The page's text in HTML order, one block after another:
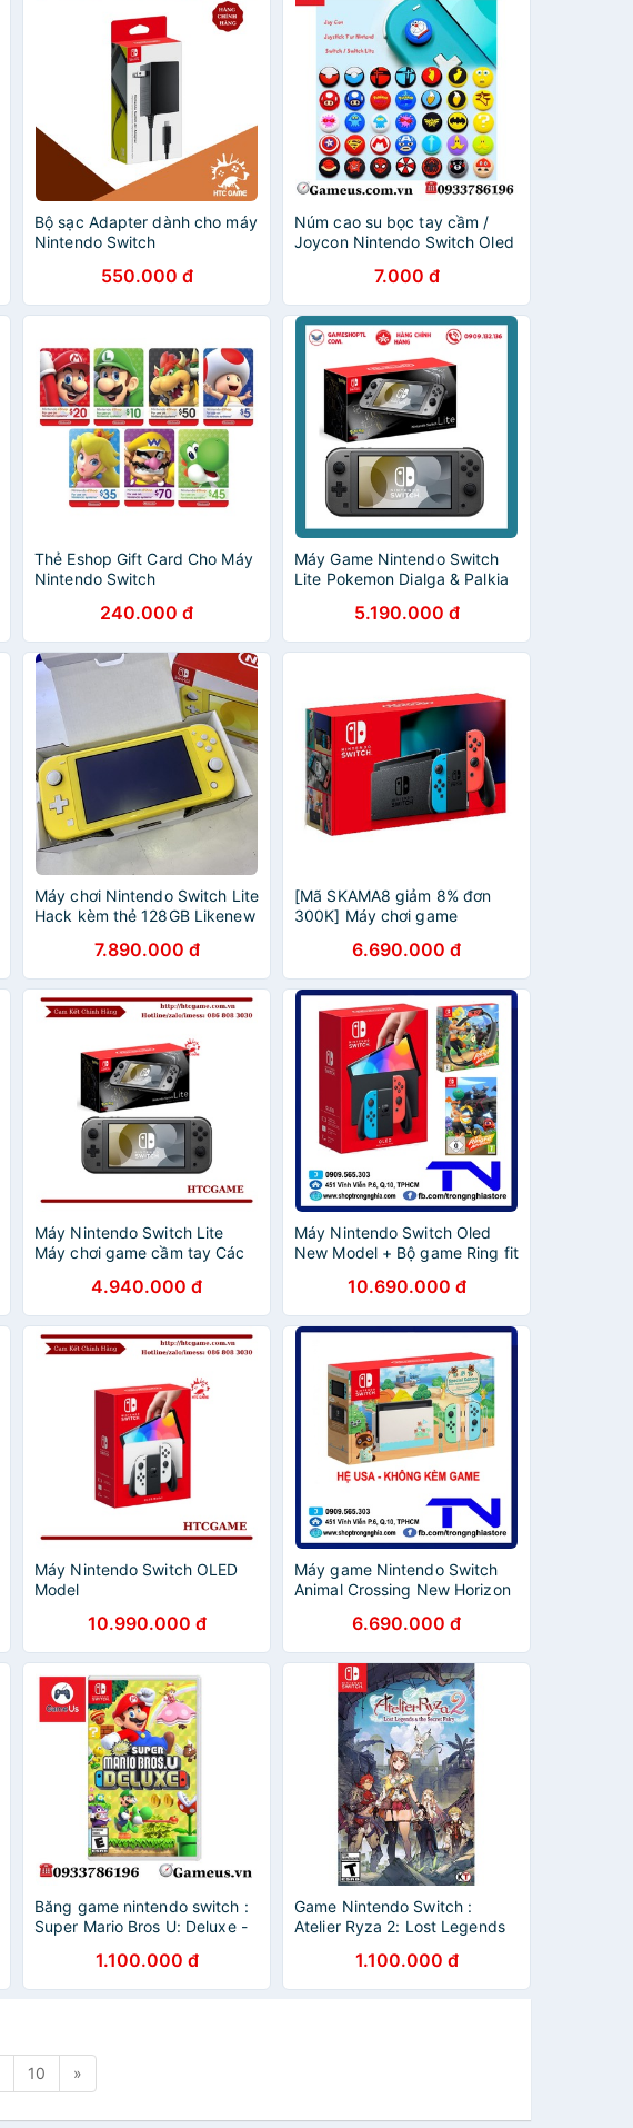
Bộ sạc Adapter dành cho máy
Nintendo Switch
550.000 đ
Núm cao su bọc tay cầm /
Joycon Nintendo Switch Oled
Nintendo Switch Lite
7.000 đ
Thẻ Eshop Gift Card Cho Máy
Nintendo Switch
240.000 đ
Máy Game Nintendo Switch
Lite Pokemon Dialga & Palkia
5.190.000 đ
Máy chơi Nintendo Switch Lite
Hack kèm thẻ 128GB Likenew
7.890.000 đ
[Mã SKAMA8 giảm 8% đơn
300K] Máy chơi game
Nintendo switch
6.690.000 đ
Máy Nintendo Switch Lite
Máy chơi game cầm tay Các
4.940.000 đ
Máy Nintendo Switch Oled
New Model + Bộ game Ring fit
tháng & Tặng dán cường lực
10.690.000 đ
Máy Nintendo Switch OLED
Model
10.990.000 đ
Máy game Nintendo Switch
Animal Crossing New Horizon
cường lực & Bọc analog tay
cầm
6.690.000 đ
Băng game nintendo switch :
Super Mario Bros U: Deluxe -
1.100.000 đ
Game Nintendo Switch :
Atelier Ryza 2: Lost Legends
1.100.000 đ
10 »